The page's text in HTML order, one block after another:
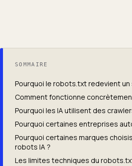
SOMMAIRE
Pourquoi le robots.txt redevient
Comment fonctionne
Pourquoi les IA utilisent des
Pourquoi certaines entreprises
Pourquoi certaines marques
robots IA ?
Les limites techniques du